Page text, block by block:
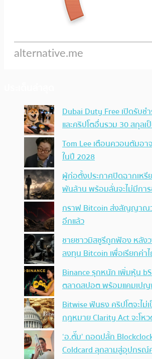
Dubai Duty Free เปิดรับช
และคริปโตอื่นรวม 30 สกุลเ
Tom Lee เตือนควอนตัมอา
ในปี 2028
ผู้ก่อตั้งประกาศปิดฉากเห
พันล้าน พร้อมลั่นจะไม่มีกา
กราฟ Bitcoin ส่งสัญญาณว่
อีกแล้ว
ชายชาวมิสซูรีถูกฟ้อง หลัง
ลงทุน Bitcoin เพื่อเรียกค่า
Binance รุกหนัก เพิ่มหุ้น
ตลาดสปอต พร้อมแคมเปญ
Bitwise ฟันธง คริปโตจะไม่
กฎหมาย Clarity Act จะโห
‘อ.ตั๊ม’ ถอดปลั้ก
Coldcard ลุกลามสู่อุปกรณ์